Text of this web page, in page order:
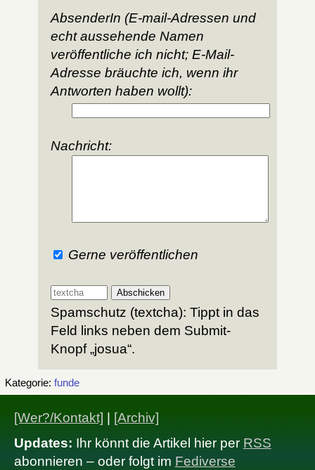
AbsenderIn (E-mail-Adressen und
echt aussehende Namen
veröffentliche ich nicht; E-Mail-
Adresse bräuchte ich, wenn ihr
Antworten haben wollt):
Nachricht:
Gerne veröffentlichen
Spamschutz (textcha): Tippt in das
Feld links neben dem Submit-
Knopf „josua“.
Kategorie: funde
[Wer?/Kontakt] | [Archiv]
Updates: Ihr könnt die Artikel hier per RSS
abonnieren – oder folgt im Fediverse